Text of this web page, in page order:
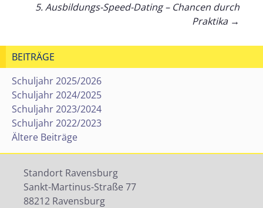
5. Ausbildungs-Speed-Dating – Chancen durch
Praktika →
BEITRÄGE
Schuljahr 2025/2026
Schuljahr 2024/2025
Schuljahr 2023/2024
Schuljahr 2022/2023
Ältere Beiträge
Standort Ravensburg
Sankt-Martinus-Straße 77
88212 Ravensburg